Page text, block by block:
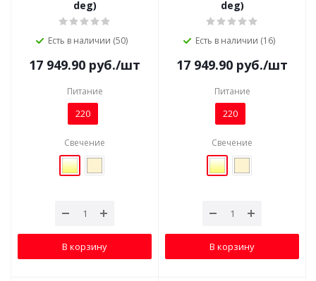
deg)
Есть в наличии (50)
17 949.90 руб./шт
Питание
220
Свечение
В корзину
deg)
Есть в наличии (16)
17 949.90 руб./шт
Питание
220
Свечение
В корзину